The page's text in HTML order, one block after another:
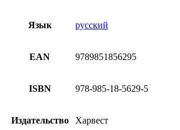
Язык русский
EAN 9789851856295
ISBN 978-985-18-5629-5
Издательство Харвест